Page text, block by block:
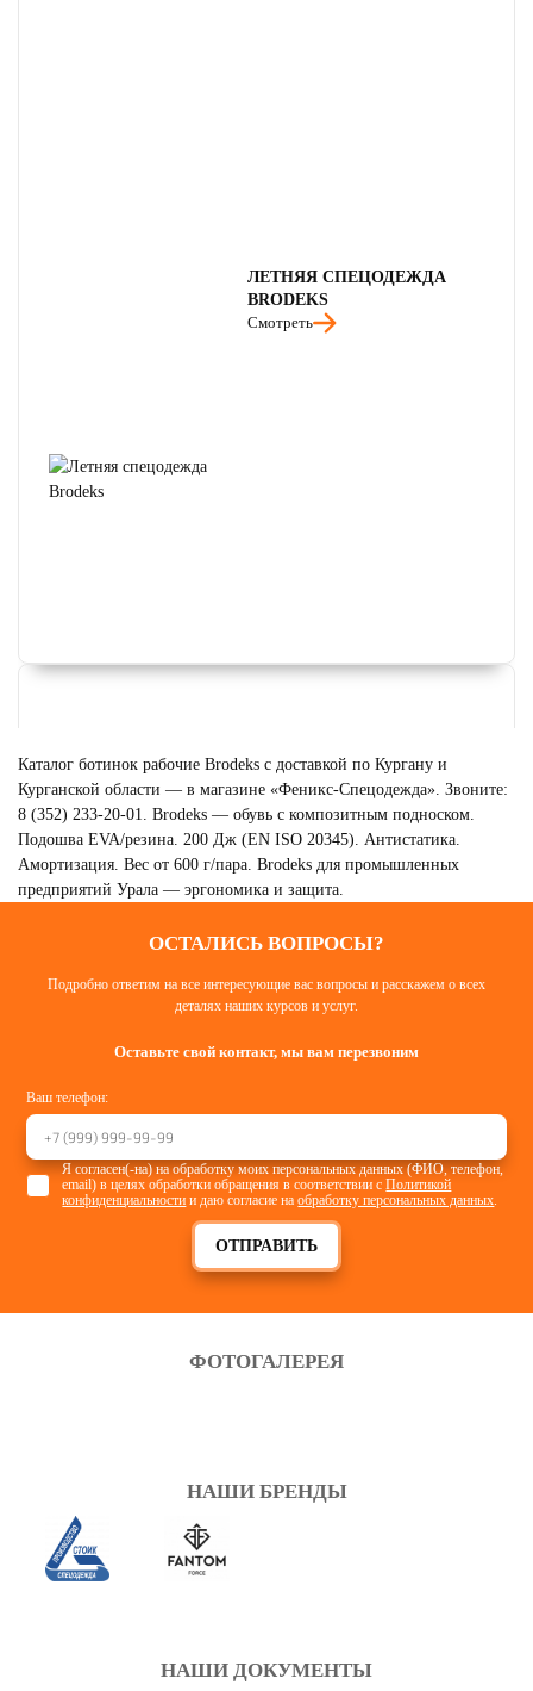
ЛЕТНЯЯ СПЕЦОДЕЖДА
BRODEKS
Смотреть
ЗИМНЯЯ СПЕЦОДЕЖДА
Каталог ботинок рабочие Brodeks с доставкой по Кургану и
Курганской области — в магазине «Феникс-Спецодежда». Звоните:
8 (352) 233-20-01. Brodeks — обувь с композитным подноском.
Подошва EVA/резина. 200 Дж (EN ISO 20345). Антистатика.
Амортизация. Вес от 600 г/пара. Brodeks для промышленных
предприятий Урала — эргономика и защита.
ОСТАЛИСЬ ВОПРОСЫ?
Подробно ответим на все интересующие вас вопросы и расскажем о всех
деталях наших курсов и услуг.
Оставьте свой контакт, мы вам перезвоним
Ваш телефон:
ОТПРАВИТЬ
Я согласен(-на) на обработку моих персональных данных (ФИО, телефон,
email) в целях обработки обращения в соответствии сПолитикой
конфиденциальности и даю согласие наобработку персональных данных.
ФОТОГАЛЕРЕЯ
НАШИ БРЕНДЫ
НАШИ ДОКУМЕНТЫ